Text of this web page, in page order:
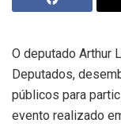
O deputado Arthur
Deputados,
públicos para
evento realizado